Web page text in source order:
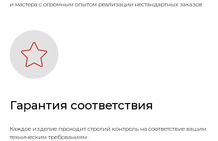
и мастера с огромным опытом реализации нестандартных заказов
Гарантия соответствия
Каждое изделие проходит строгий контроль на соответствие вашим
техническим требованиям